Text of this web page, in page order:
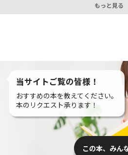
もっと見る
当サイトご覧の皆様！
おすすめの本を教えてください。
本のリクエスト承ります！
この本、みん